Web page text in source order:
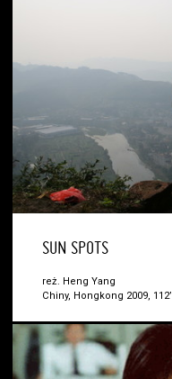
SUN SPOTS
reż. Heng Yang
Chiny, Hongkong 2009, 112’